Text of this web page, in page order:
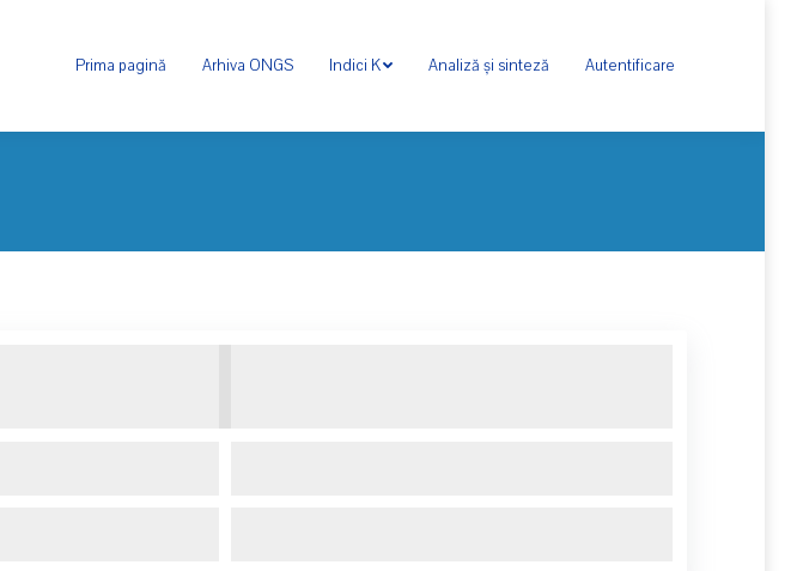
Prima pagină Arhiva ONGS Indici K Analiză și sinteză Autentificare